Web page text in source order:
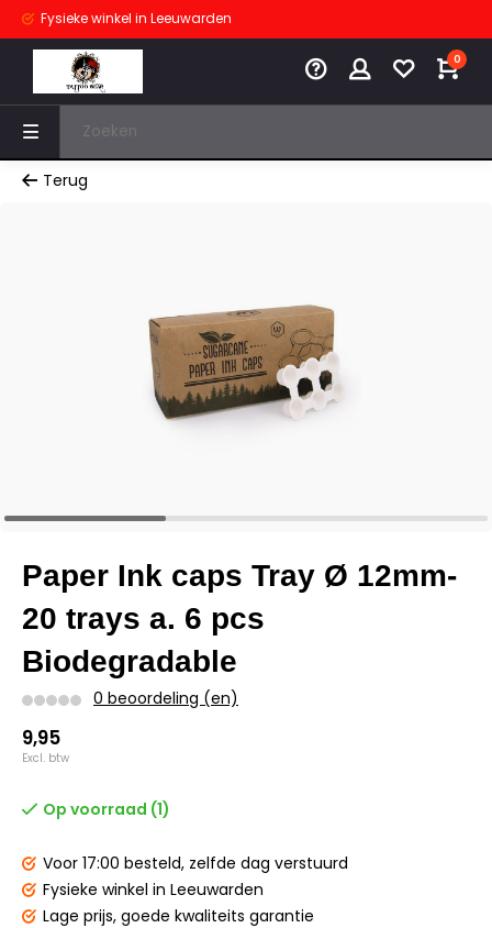
Fysieke winkel in Leeuwarden
0
Terug
Paper Ink caps Tray Ø 12mm-
20 trays a. 6 pcs
Biodegradable
0 beoordeling (en)
9,95
Excl. btw
Op voorraad (1)
Voor 17:00 besteld, zelfde dag verstuurd
Fysieke winkel in Leeuwarden
Lage prijs, goede kwaliteits garantie